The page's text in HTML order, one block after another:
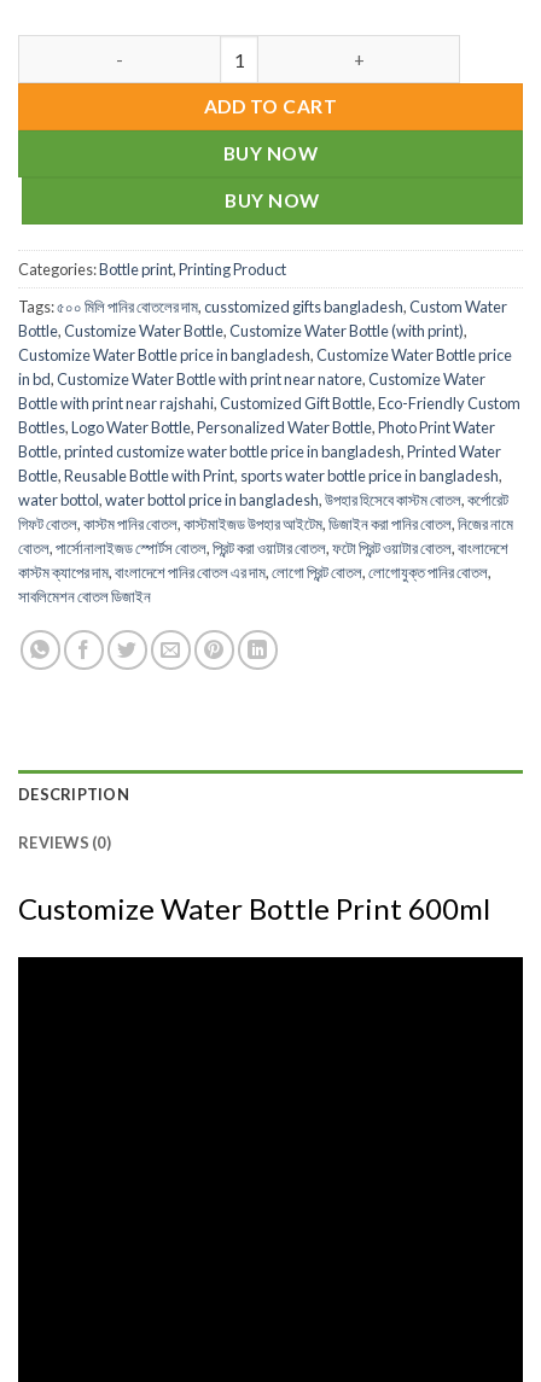
ADD TO CART
BUY NOW
BUY NOW
Categories:Bottle print,Printing Product
Tags:৫০০ মিলি পানির বোতলের দাম,cusstomized gifts bangladesh,Custom Water
Bottle,Customize Water Bottle,Customize Water Bottle (with print),
Customize Water Bottle price in bangladesh,Customize Water Bottle price
in bd,Customize Water Bottle with print near natore,Customize Water
Bottle with print near rajshahi,Customized Gift Bottle,Eco-Friendly Custom
Bottles,Logo Water Bottle,Personalized Water Bottle,Photo Print Water
Bottle,printed customize water bottle price in bangladesh,Printed Water
Bottle,Reusable Bottle with Print, sports water bottle price in bangladesh,
water bottol,water bottol price in bangladesh,উপহার হিসেবে কাস্টম বোতল,কর্পোরেট
গিফট বোতল,কাস্টম পানির বোতল,কাস্টমাইজড উপহার আইটেম,ডিজাইন করা পানির বোতল,নিজের নামে
বোতল,পার্সোনালাইজড স্পোর্টস বোতল,প্রিন্ট করা ওয়াটার বোতল,ফটো প্রিন্ট ওয়াটার বোতল,বাংলাদেশে
কাস্টম ক্যাপের দাম,বাংলাদেশে পানির বোতল এর দাম,লোগো প্রিন্ট বোতল,লোগোযুক্ত পানির বোতল,
সাবলিমেশন বোতল ডিজাইন
DESCRIPTION
REVIEWS (0)
Customize Water Bottle Print 600ml